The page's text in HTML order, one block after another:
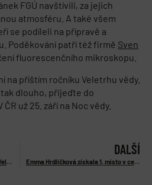
FGÚ navštívili, za jejich
atmosféru. A také všem
se podíleli na přípravě a
Poděkování patří též firmě Sven
fluorescenčního mikroskopu.
na příštím ročníku Veletrhu vědy.
dlouho, přijeďte do
už 25. září na Noc vědy.
DALŠÍ
Emma Hrdličková získala 1. místo v celostátním kole Středoškolské odborné činnosti